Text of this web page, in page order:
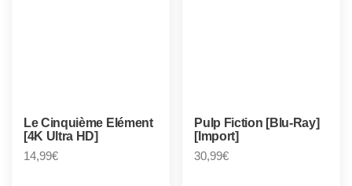
Le Cinquième Elément
[4K Ultra HD]
14,99€
Pulp Fiction [Blu-Ray]
[Import]
30,99€